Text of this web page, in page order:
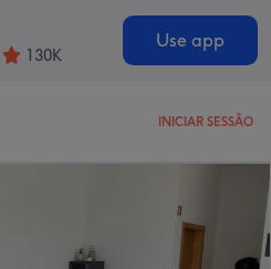
130K
Use app
INICIAR SESSÃO